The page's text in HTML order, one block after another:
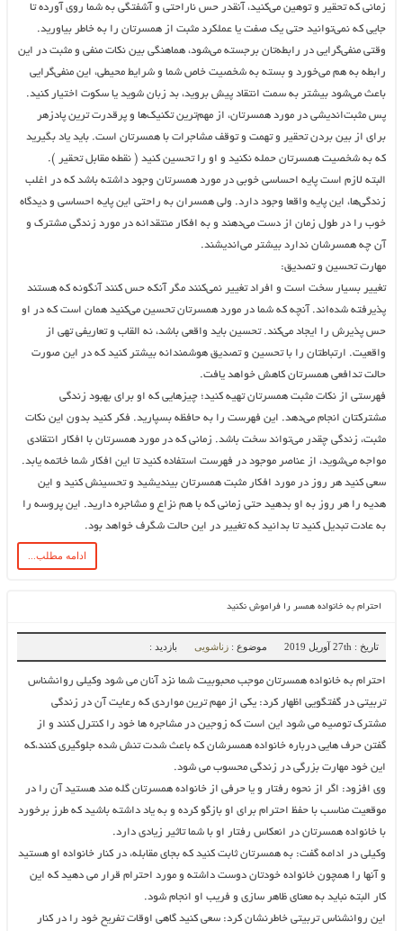
زمانی که تحقیر و توهین می‌کنید، آنقدر حس ناراحتی و آشفتگی به شما روی آورده تا
جایی که نمی‌توانید حتی یک صفت یا عملکرد مثبت از همسرتان را به خاطر بیاورید.
وقتی منفی‌گرایی در رابطه‌تان برجسته می‌شود، هماهنگی بین نکات منفی و مثبت در این
رابطه به هم می‌خورد و بسته به شخصیت خاص شما و شرایط محیطی، این منفی‌گرایی
باعث می‌شود بیشتر به سمت انتقاد پیش بروید، بد زبان شوید یا سکوت اختیار کنید.
پس مثبت‌اندیشی در مورد همسرتان، از مهم‌ترین تکنیک‌ها و پرقدرت ترین پادزهر
برای از بین بردن تحقیر و تهمت و توقف مشاجرات با همسرتان است. باید یاد بگیرید
که به شخصیت همسرتان حمله نکنید و او را تحسین کنید ( نقطه مقابل تحقیر ).
البته لازم است پایه احساسی خوبی در مورد همسرتان وجود داشته باشد که در اغلب
زندگی‌ها، این پایه واقعا وجود دارد. ولی همسران به راحتی این پایه احساسی و دیدگاه
خوب را در طول زمان از دست می‌دهند و به افکار منتقدانه در مورد زندگی مشترک و
آن چه همسرشان ندارد بیشتر می‌اندیشند.
مهارت تحسین و تصدیق:
تغییر بسیار سخت است و افراد تغییر نمی‌کنند مگر آنکه حس کنند آنگونه که هستند
پذیرفته شده‌اند. آنچه که شما در مورد همسرتان تحسین می‌کنید همان است که در او
حس پذیرش را ایجاد می‌کند. تحسین باید واقعی باشد، نه القاب و تعاریفی تهی از
واقعیت. ارتباطتان را با تحسین و تصدیق هوشمندانه بیشتر کنید که در این صورت
حالت تدافعی همسرتان کاهش خواهد یافت.
فهرستی از نکات مثبت همسرتان تهیه کنید؛ چیزهایی که او برای بهبود زندگی
مشترکتان انجام می‌دهد. این فهرست را به حافظه بسپارید. فکر کنید بدون این نکات
مثبت، زندگی چقدر می‌تواند سخت باشد. زمانی که در مورد همسرتان با افکار انتقادی
مواجه می‌شوید، از عناصر موجود در فهرست استفاده کنید تا این افکار شما خاتمه یابد.
سعی کنید هر روز در مورد افکار مثبت همسرتان بیندیشید و تحسینش کنید و این
هدیه را هر روز به او بدهید حتی زمانی که با هم نزاع و مشاجره دارید. این پروسه را
به عادت تبدیل کنید تا بدانید که تغییر در این حالت شگرف خواهد بود.
ادامه مطلب...
احترام به خانواده همسر را فراموش نکنید
تاریخ : 27th آوریل 2019 موضوع : زناشویی بازدید :
احترام به خانواده همسرتان موجب محبوبیت شما نزد آنان می شود وکیلی روانشناس
تربیتی در گفتگویی اظهار کرد: یکی از مهم ترین مواردی که رعایت آن در زندگی
مشترک توصیه می شود این است که زوجین در مشاجره ها خود را کنترل کنند و از
گفتن حرف هایی درباره خانواده همسرشان که باعث شدت تنش شده جلوگیری کنند،که
این خود مهارت بزرگی در زندگی محسوب می شود.
وی افزود: اگر از نحوه رفتار و یا حرفی از خانواده همسرتان گله مند هستید آن را در
موقعیت مناسب با حفظ احترام برای او بازگو کرده و به یاد داشته باشید که طرز برخورد
با خانواده همسرتان در انعکاس رفتار او با شما تاثیر زیادی دارد.
وکیلی در ادامه گفت: به همسرتان ثابت کنید که بجای مقابله، در کنار خانواده او هستید
و آنها را همچون خانواده خودتان دوست داشته و مورد احترام قرار می دهید که این
کار البته نباید به معنای ظاهر سازی و فریب او انجام شود.
این روانشناس تربیتی خاطرنشان کرد: سعی کنید گاهی اوقات تفریح خود را در کنار